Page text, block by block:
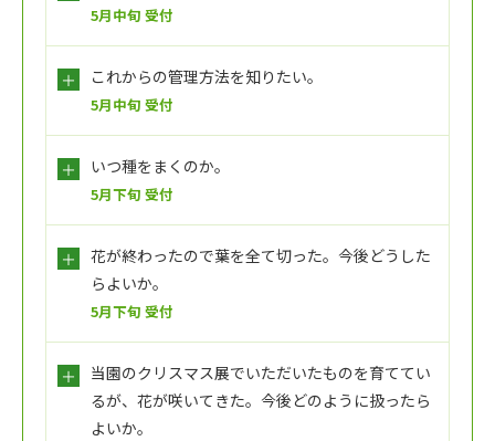
5月中旬 受付
これからの管理方法を知りたい。
5月中旬 受付
いつ種をまくのか。
5月下旬 受付
花が終わったので葉を全て切った。今後どうした
らよいか。
5月下旬 受付
当園のクリスマス展でいただいたものを育ててい
るが、花が咲いてきた。今後どのように扱ったら
よいか。